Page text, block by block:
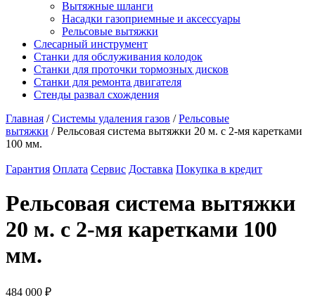
Вытяжные шланги
Насадки газоприемные и аксессуары
Рельсовые вытяжки
Слесарный инструмент
Станки для обслуживания колодок
Станки для проточки тормозных дисков
Станки для ремонта двигателя
Стенды развал схождения
Главная /Системы удаления газов /Рельсовые
вытяжки / Рельсовая система вытяжки 20 м. с 2-мя каретками
100 мм.
Гарантия Оплата Сервис Доставка Покупка в кредит
Рельсовая система вытяжки
20 м. с 2-мя каретками 100
мм.
484 000 ₽